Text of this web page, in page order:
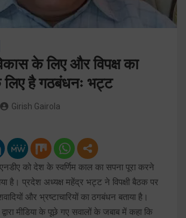
के लिए और विपक्ष का
लिए है गठबंधनः भट्ट
Girish Gairola
को देश के स्वर्णिम काल का सपना पूरा करने
है। प्रदेश अध्यक्ष महेंद्र भट्ट ने विपक्षी बैठक पर
और भ्रष्टाचारियों का ठगबंधन बताया है।
मीडिया के पूछे गए सवालों के जबाब में कहा कि